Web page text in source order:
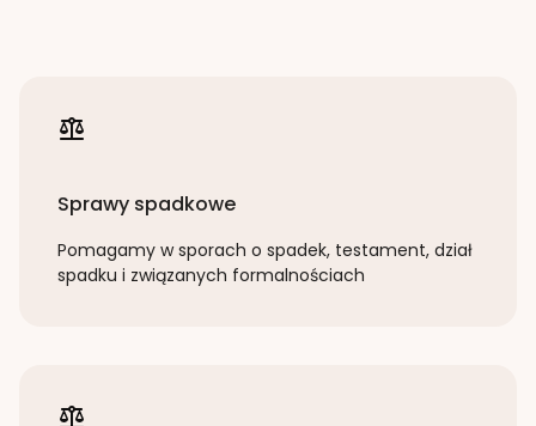
Sprawy spadkowe
Pomagamy w sporach o spadek, testament, dział
spadku i związanych formalnościach